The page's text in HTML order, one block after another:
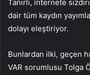
Tanırlı, internete
dair tüm kaydın
dolayı eleştiriyor.
Bunlardan ilki, geçen
VAR sorumlusu Tolga